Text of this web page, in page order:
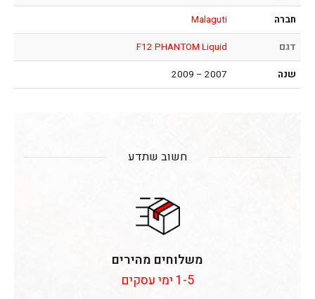
חברה
Malaguti
דגם
F12 PHANTOM Liquid
שנה
2007 – 2009
חשוב שתדע
משלוחים מהירים
1-5 ימי עסקים